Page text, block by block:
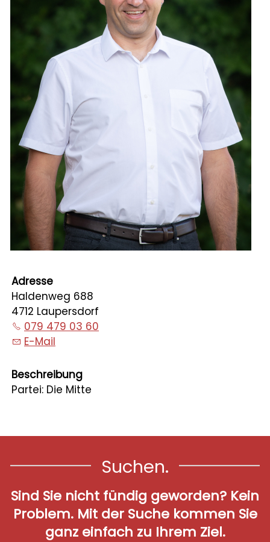
Leben
Startseite
Aktuelles
Online-Schalter
Kontakt
Login
Adresse
Haldenweg 688
4712 Laupersdorf
079 479 03 60
E-Mail
Beschreibung
Partei: Die Mitte
Suchen.
Sind Sie nicht fündig geworden? Kein
Problem. Mit der Suche kommen Sie
ganz einfach zu Ihrem Ziel.